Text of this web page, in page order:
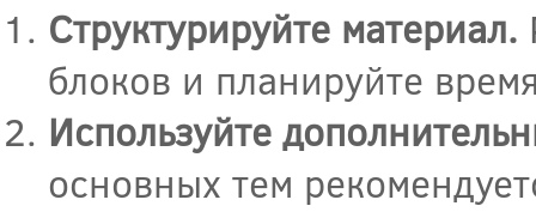
Структурируйте материал.
блоков и планируйте
Используйте
основных тем